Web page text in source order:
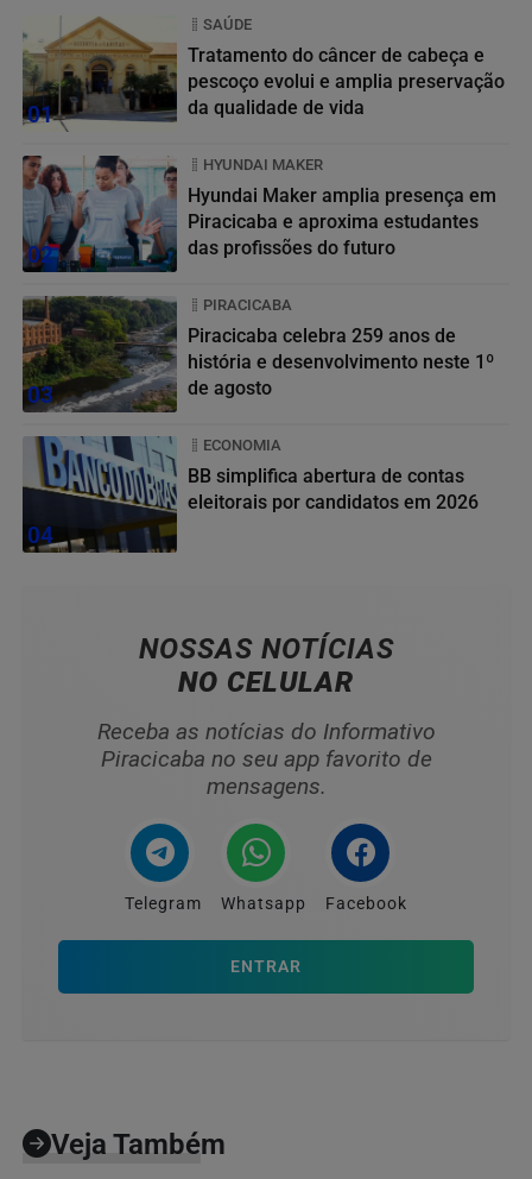
01
SAÚDE
Tratamento do câncer de cabeça e
pescoço evolui e amplia preservação
da qualidade de vida
02
HYUNDAI MAKER
Hyundai Maker amplia presença em
Piracicaba e aproxima estudantes
das profissões do futuro
03
PIRACICABA
Piracicaba celebra 259 anos de
história e desenvolvimento neste 1º
de agosto
04
ECONOMIA
BB simplifica abertura de contas
eleitorais por candidatos em 2026
NOSSAS NOTÍCIAS
NO CELULAR
Receba as notícias do Informativo
Piracicaba no seu app favorito de
mensagens.
Telegram Whatsapp Facebook
ENTRAR
Veja Também